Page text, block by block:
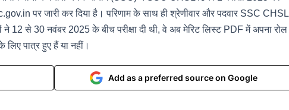
पर जारी कर दिया है। परिणाम के साथ ही श्रेणीवार और पदवार SSC CHSL
12 से 30 नवंबर 2025 के बीच परीक्षा दी थी, वे अब मेरिट लिस्ट PDF में अपना रोल
पात्र हुए हैं या नहीं।
Add as a preferred source on Google